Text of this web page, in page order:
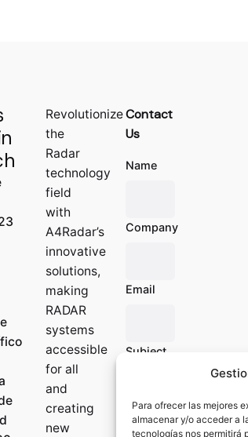
Para ofrecer las mejores
almacenar y/o acceder a
tecnologías nos permitirá
Revolutionize
the
Radar
technology
field
with
A4Radar’s
innovative
solutions,
making
RADAR
systems
accessible
for all
and
creating
new
Contact
Us
Name
Company
Email
Subject
Message